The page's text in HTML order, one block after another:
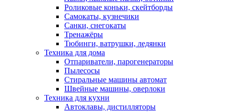
Роликовые коньки, скейтборды
Самокаты, кузнечики
Санки, снегокаты
Тренажёры
Тюбинги, ватрушки, ледянки
Техника для дома
Отпариватели, парогенераторы
Пылесосы
Стиральные машины автомат
Швейные машины, оверлоки
Техника для кухни
Автоклавы, дистилляторы